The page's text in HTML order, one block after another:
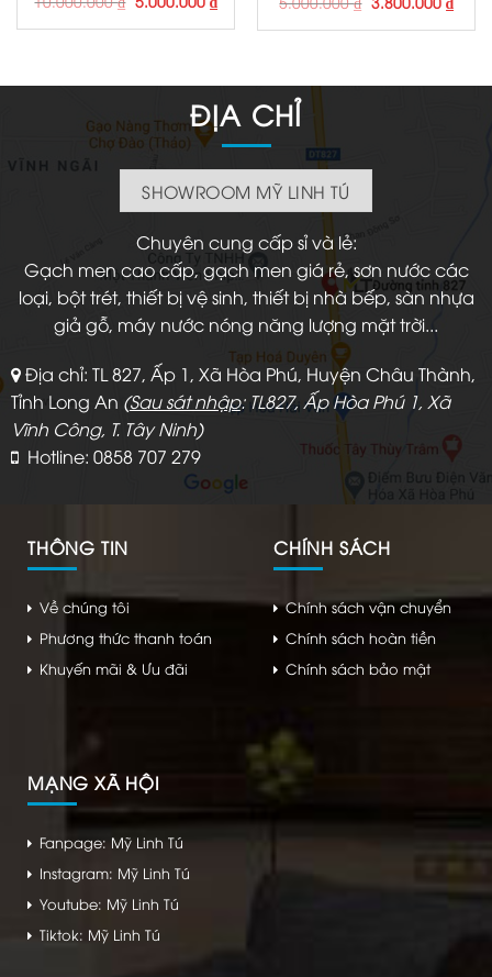
gốc
là:
hiện
tại
gốc
là:
hiện
tại
ĐỊA CHỈ
SHOWROOM MỸ LINH TÚ
Chuyên cung cấp sỉ và lẻ:
Gạch men cao cấp, gạch men giá rẻ, sơn nước các
loại, bột trét, thiết bị vệ sinh, thiết bị nhà bếp, sàn nhựa
giả gỗ, máy nước nóng năng lượng mặt trời...
Địa chỉ: TL 827, Ấp 1, Xã Hòa Phú, Huyện Châu Thành,
Tỉnh Long An (Sau sát nhập: TL827, Ấp Hòa Phú 1, Xã
Vĩnh Công, T. Tây Ninh)
Hotline: 0858 707 279
THÔNG TIN
Về chúng tôi
Phương thức thanh toán
Khuyến mãi & Ưu đãi
CHÍNH SÁCH
Chính sách vận chuyển
Chính sách hoàn tiền
Chính sách bảo mật
MẠNG XÃ HỘI
Fanpage: Mỹ Linh Tú
Instagram: Mỹ Linh Tú
Youtube: Mỹ Linh Tú
Tiktok: Mỹ Linh Tú